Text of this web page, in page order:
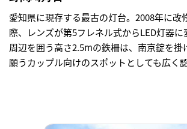
愛知県に現存する最古の灯台。2008年に改
際、レンズが第5フレネル式からLED灯器
周辺を囲う高さ2.5mの鉄柵は、南京錠を掛
願うカップル向けのスポットとしても広く